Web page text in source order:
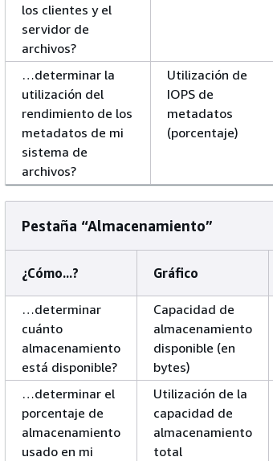
los clientes y el
servidor de
archivos?
…determinar la
utilización del
rendimiento de los
metadatos de mi
sistema de
archivos?
Utilización de
IOPS de
metadatos
(porcentaje)
Pestaña “Almacenamiento”
¿Cómo...? Gráfico
…determinar
cuánto
almacenamiento
está disponible?
Capacidad de
almacenamiento
disponible (en
bytes)
…determinar el
porcentaje de
almacenamiento
usado en mi
Utilización de la
capacidad de
almacenamiento
total